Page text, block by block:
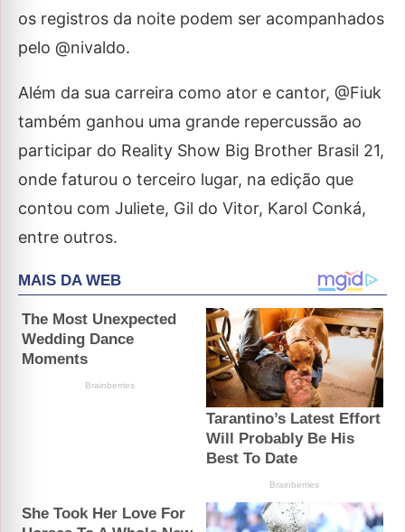
os registros da noite podem ser acompanhados
pelo @nivaldo.
Além da sua carreira como ator e cantor, @Fiuk
também ganhou uma grande repercussão ao
participar do Reality Show Big Brother Brasil 21,
onde faturou o terceiro lugar, na edição que
contou com Juliete, Gil do Vitor, Karol Conká,
entre outros.